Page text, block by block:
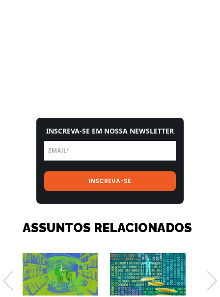
INSCREVA-SE EM NOSSA NEWSLETTER
ASSUNTOS RELACIONADOS